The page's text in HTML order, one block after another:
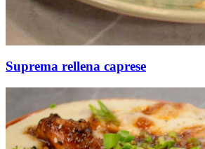
Suprema rellena caprese